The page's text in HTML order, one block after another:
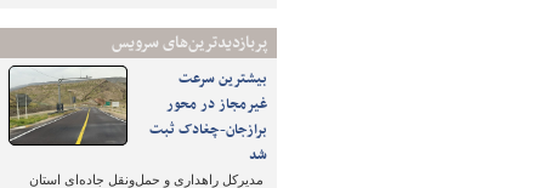
پربازدیدترین‌های سرویس
بیشترین سرعت
غیرمجاز در محور
برازجان-چغادک ثبت
شد
مدیرکل راهداری و حمل‌ونقل جاده‌ای استان